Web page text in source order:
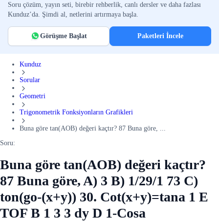
Soru çözüm, yayın seti, birebir rehberlik, canlı dersler ve daha fazlası
Kunduz’da. Şimdi al, netlerini artırmaya başla.
Görüşme Başlat Paketleri İncele
Kunduz
Sorular
Geometri
Trigonometrik Fonksiyonların Grafikleri
Buna göre tan(AOB) değeri kaçtır? 87 Buna göre, ...
Soru:
Buna göre tan(AOB) değeri kaçtır?
87 Buna göre, A) 3 B) 1/29/1 73 C)
ton(go-(x+y)) 30. Cot(x+y)=tana 1 E
TOF B 1 3 3 dy D 1-Cosa